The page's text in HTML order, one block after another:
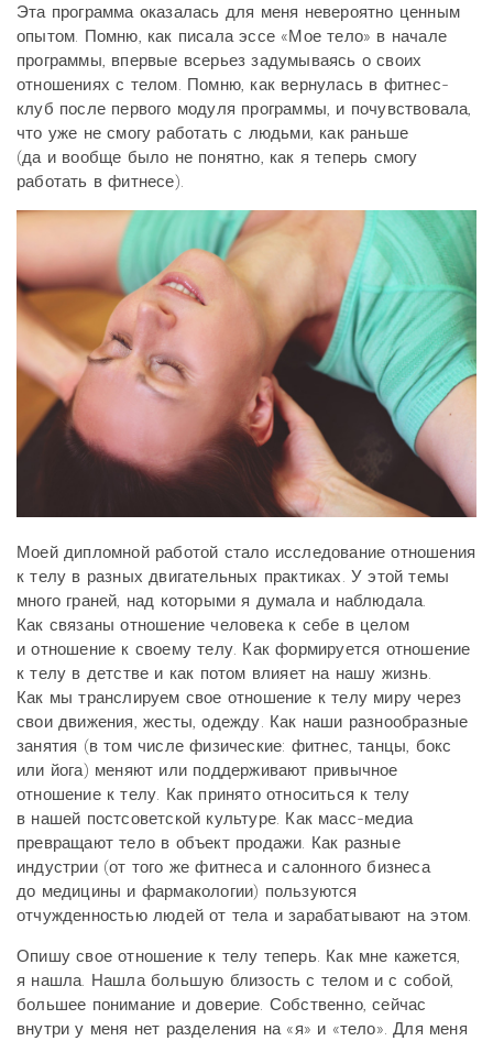
Эта программа оказалась для меня невероятно ценным
опытом. Помню, как писала эссе «Мое тело» в начале
программы, впервые всерьез задумываясь о своих
отношениях с телом. Помню, как вернулась в фитнес-
клуб после первого модуля программы, и почувствовала,
что уже не смогу работать с людьми, как раньше
(да и вообще было не понятно, как я теперь смогу
работать в фитнесе).
Моей дипломной работой стало исследование отношения
к телу в разных двигательных практиках. У этой темы
много граней, над которыми я думала и наблюдала.
Как связаны отношение человека к себе в целом
и отношение к своему телу. Как формируется отношение
к телу в детстве и как потом влияет на нашу жизнь.
Как мы транслируем свое отношение к телу миру через
свои движения, жесты, одежду. Как наши разнообразные
занятия (в том числе физические: фитнес, танцы, бокс
или йога) меняют или поддерживают привычное
отношение к телу. Как принято относиться к телу
в нашей постсоветской культуре. Как масс-медиа
превращают тело в объект продажи. Как разные
индустрии (от того же фитнеса и салонного бизнеса
до медицины и фармакологии) пользуются
отчужденностью людей от тела и зарабатывают на этом.
Опишу свое отношение к телу теперь. Как мне кажется,
я нашла. Нашла большую близость с телом и с собой,
большее понимание и доверие. Собственно, сейчас
внутри у меня нет разделения на «я» и «тело». Для меня